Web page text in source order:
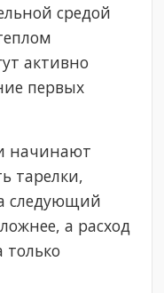
средой
активно
первых
начинают
тарелки,
следующий
а расход